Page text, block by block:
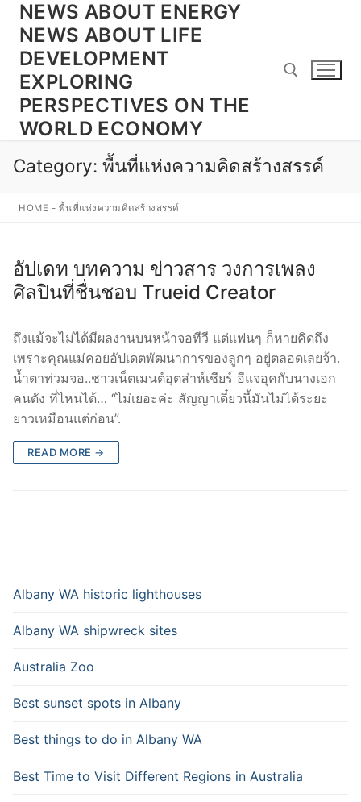
Skip
content
NEWS ABOUT ENERGY
NEWS ABOUT LIFE
DEVELOPMENT
EXPLORING
PERSPECTIVES ON THE
WORLD ECONOMY
Search for:
Category: พื้นที่แห่งความคิดสร้างสรรค์
HOME - พื้นที่แห่งความคิดสร้างสรรค์
อัปเดท บทความ ข่าวสาร วงการเพลง
ศิลปินที่ชื่นชอบ Trueid Creator
ถึงแม้จะไม่ได้มีผลงานบนหน้าจอทีวี แต่แฟนๆ ก็หายคิดถึง
เพราะคุณแม่คอยอัปเดตพัฒนาการของลูกๆ อยู่ตลอดเลยจ้า.
น้ำตาท่วมจอ..ชาวเน็ตเมนต์อุตส่าห์เชียร์ อีแจอุคกับนางเอก
คนดัง ที่ไหนได้… “ไม่เยอะค่ะ สัญญาเดี๋ยวนี้มันไม่ได้ระยะ
ยาวเหมือนแต่ก่อน”.
READ MORE →
Albany WA historic lighthouses
Albany WA shipwreck sites
Australia Zoo
Best sunset spots in Albany
Best things to do in Albany WA
Best Time to Visit Different Regions in Australia